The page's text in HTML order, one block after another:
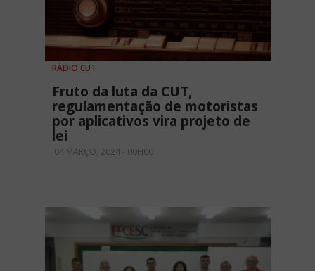
RÁDIO CUT
Fruto da luta da CUT,
regulamentação de motoristas
por aplicativos vira projeto de
lei
04 MARÇO, 2024 - 00H00